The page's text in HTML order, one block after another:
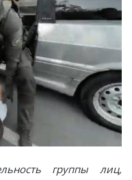
группы лиц,